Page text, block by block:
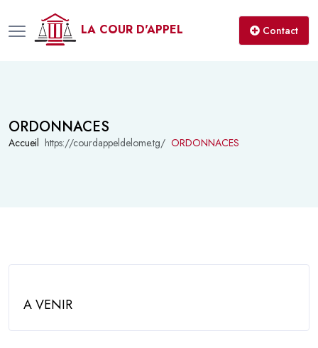
LA COUR D'APPEL Contact
ORDONNACES
Accueil ORDONNACES
A VENIR